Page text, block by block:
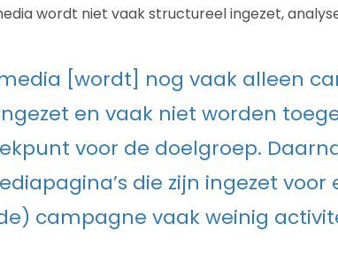
wordt niet vaak structureel ingezet,
[wordt] nog vaak alleen
en vaak niet worden
voor de doelgroep.
die zijn ingezet
campagne vaak weinig